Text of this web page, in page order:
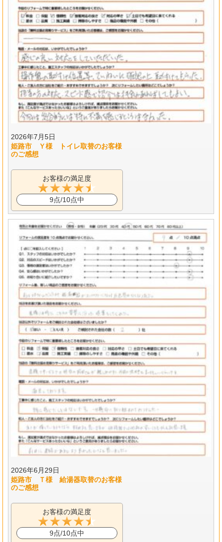
2026年7月5日
姫路市 Ｙ様 トイレ取替のお客様
のご感想
お客様の満足度
9点/10点中
2026年6月29日
姫路市 Ｔ様 給湯器取替のお客様
のご感想
お客様の満足度
9点/10点中